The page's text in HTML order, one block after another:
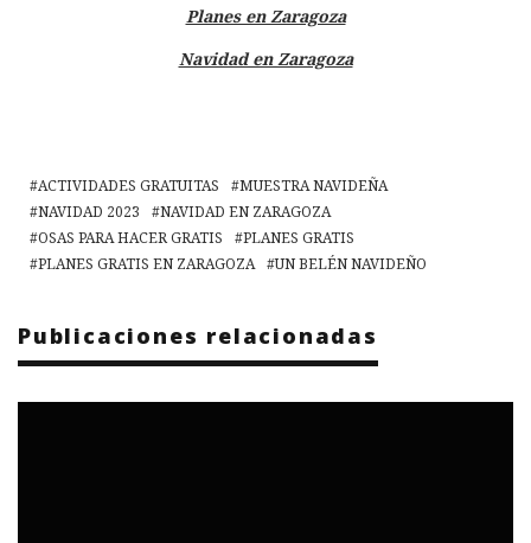
Planes en Zaragoza
Navidad en Zaragoza
ACTIVIDADES GRATUITAS
MUESTRA NAVIDEÑA
NAVIDAD 2023
NAVIDAD EN ZARAGOZA
OSAS PARA HACER GRATIS
PLANES GRATIS
PLANES GRATIS EN ZARAGOZA
UN BELÉN NAVIDEÑO
Publicaciones relacionadas